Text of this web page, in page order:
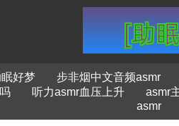
眠好梦 步非烟中文音频asmr
听力asmr血压上升 asmr
asmr